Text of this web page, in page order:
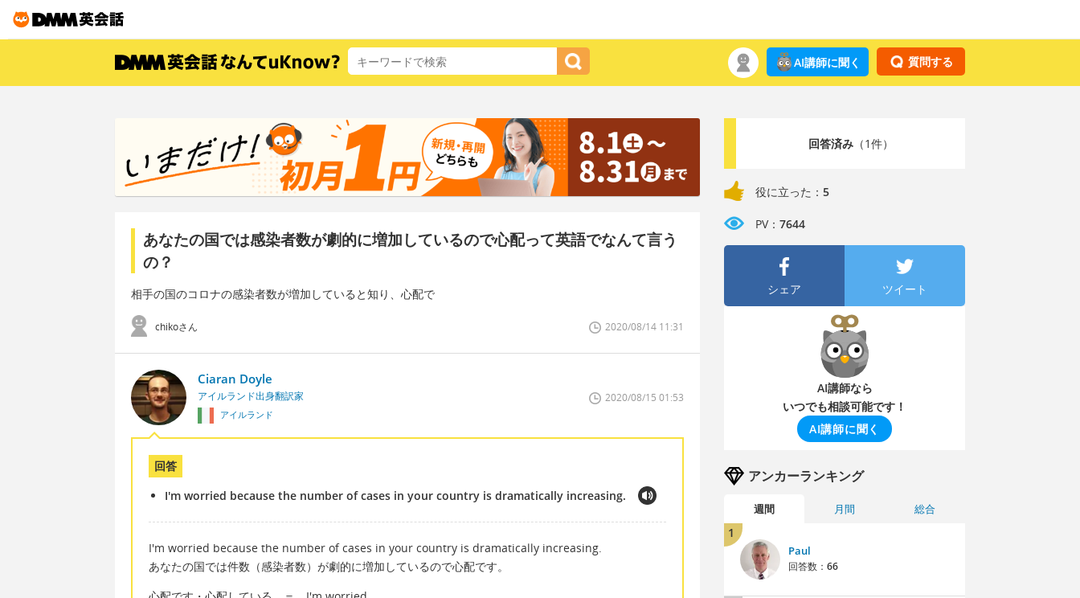
質問する
AI講師に聞く
あなたの国では感染者数が劇的に増加しているので心配って英語でなんて言う
の？
相手の国のコロナの感染者数が増加していると知り、心配で
chikoさん 2020/08/14 11:31
Ciaran Doyle
アイルランド出身翻訳家
アイルランド
2020/08/15 01:53
回答
I'm worried because the number of cases in your country is dramatically increasing.
I'm worried because the number of cases in your country is dramatically increasing.
あなたの国では件数（感染者数）が劇的に増加しているので心配です。
回答済み（1件）
役に立った： 5
PV： 7644
シェア ツイート
AI講師なら
いつでも相談可能です！
AI講師に聞く
アンカーランキング
週間 月間 総合
1
Paul
回答数： 66